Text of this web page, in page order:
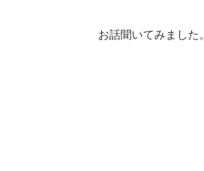
お話聞いてみました。